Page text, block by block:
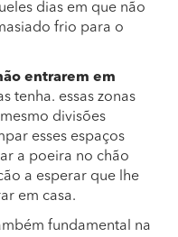
dias em que não
frio para o
entrarem em
tenha. essas zonas
divisões
esses espaços
a poeira no chão
a esperar que lhe
em casa.
fundamental na